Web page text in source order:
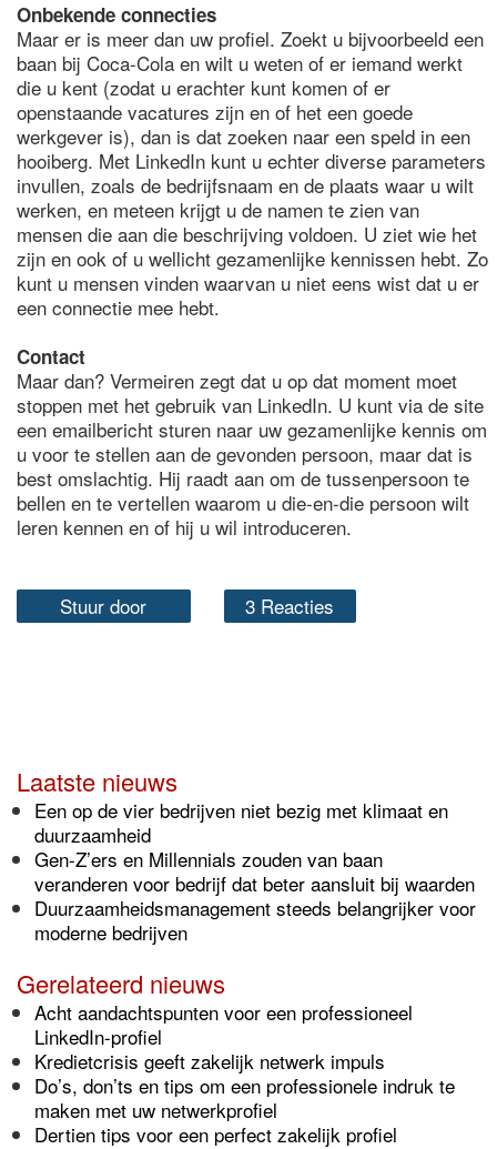
Onbekende connecties
Maar er is meer dan uw profiel. Zoekt u bijvoorbeeld een
baan bij Coca-Cola en wilt u weten of er iemand werkt
die u kent (zodat u erachter kunt komen of er
openstaande vacatures zijn en of het een goede
werkgever is), dan is dat zoeken naar een speld in een
hooiberg. Met LinkedIn kunt u echter diverse parameters
invullen, zoals de bedrijfsnaam en de plaats waar u wilt
werken, en meteen krijgt u de namen te zien van
mensen die aan die beschrijving voldoen. U ziet wie het
zijn en ook of u wellicht gezamenlijke kennissen hebt. Zo
kunt u mensen vinden waarvan u niet eens wist dat u er
een connectie mee hebt.
Contact
Maar dan? Vermeiren zegt dat u op dat moment moet
stoppen met het gebruik van LinkedIn. U kunt via de site
een emailbericht sturen naar uw gezamenlijke kennis om
u voor te stellen aan de gevonden persoon, maar dat is
best omslachtig. Hij raadt aan om de tussenpersoon te
bellen en te vertellen waarom u die-en-die persoon wilt
leren kennen en of hij u wil introduceren.
Stuur door 3 Reacties
Laatste nieuws
Een op de vier bedrijven niet bezig met klimaat en
duurzaamheid
Gen-Z’ers en Millennials zouden van baan
veranderen voor bedrijf dat beter aansluit bij waarden
Duurzaamheidsmanagement steeds belangrijker voor
moderne bedrijven
Gerelateerd nieuws
Acht aandachtspunten voor een professioneel
LinkedIn-profiel
Kredietcrisis geeft zakelijk netwerk impuls
Do’s, don’ts en tips om een professionele indruk te
maken met uw netwerkprofiel
Dertien tips voor een perfect zakelijk profiel